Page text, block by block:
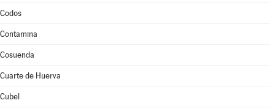
Codos
Contamina
Cosuenda
Cuarte de Huerva
Cubel